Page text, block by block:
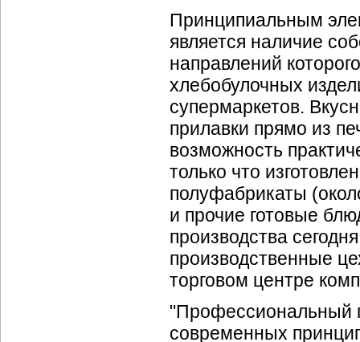
Принципиальным
является наличие
направлений
хлебобулочных
супермаркетов.
прилавки прямо из
возможность
только что
полуфабрикаты
и прочие готовые
производства
производственные
торговом центре
"Профессиональный
современных